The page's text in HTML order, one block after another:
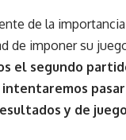
de la
de imponer su
el segundo
y de